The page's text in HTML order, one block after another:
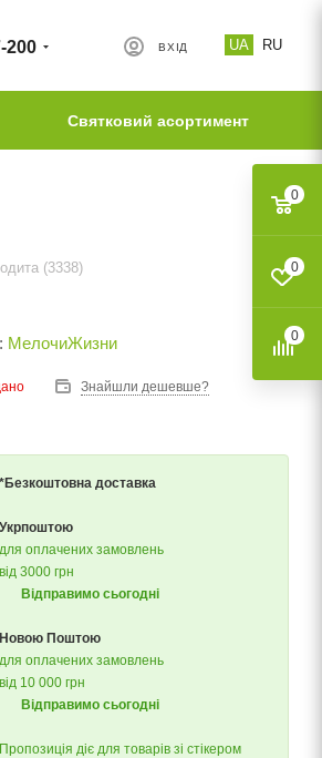
UA RU
ВХІД
200
Святковий асортимент
(3338)
МелочиЖизни
Знайшли дешевше?
*Безкоштовна доставка
Укрпоштою
для оплачених замовлень
від 3000 грн
Відправимо сьогодні
Новою Поштою
для оплачених замовлень
від 10 000 грн
Відправимо сьогодні
Пропозиція діє для товарів зі стікером
0
0
0